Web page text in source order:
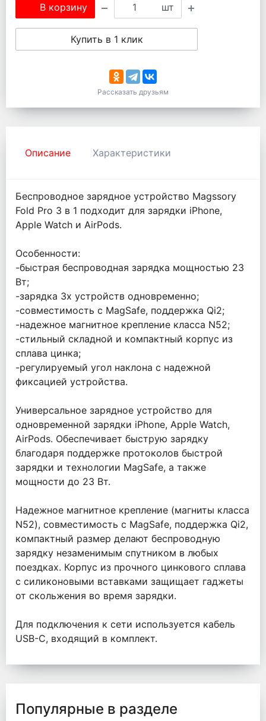
В корзину шт
Купить в 1 клик
Рассказать друзьям
Описание Характеристики
Беспроводное зарядное устройство Magssory
Fold Pro 3 в 1 подходит для зарядки iPhone,
Apple Watch и AirPods.
Особенности:
-быстрая беспроводная зарядка мощностью 23
Вт;
-зарядка 3х устройств одновременно;
-совместимость с MagSafe, поддержка Qi2;
-надежное магнитное крепление класса N52;
-стильный складной и компактный корпус из
сплава цинка;
-регулируемый угол наклона с надежной
фиксацией устройства.
Универсальное зарядное устройство для
одновременной зарядки iPhone, Apple Watch,
AirPods. Обеспечивает быструю зарядку
благодаря поддержке протоколов быстрой
зарядки и технологии MagSafe, а также
мощности до 23 Вт.
Надежное магнитное крепление (магниты класса
N52), совместимость с MagSafe, поддержка Qi2,
компактный размер делают беспроводную
зарядку незаменимым спутником в любых
поездках. Корпус из прочного цинкового сплава
с силиконовыми вставками защищает гаджеты
от скольжения во время зарядки.
Для подключения к сети используется кабель
USB-C, входящий в комплект.
Популярные в разделе